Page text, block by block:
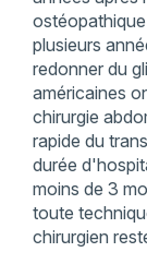
plusieurs
redonner du
américaines
chirurgie
rapide du
durée
moins de 3
toute
chirurgien